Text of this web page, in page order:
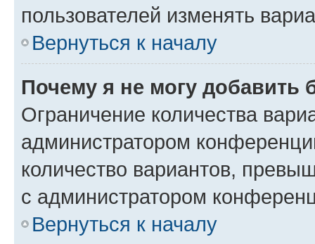
пользователей изменять
Вернуться к началу
Почему я не могу добавить
Ограничение количества
администратором
количество вариантов,
с администратором
Вернуться к началу